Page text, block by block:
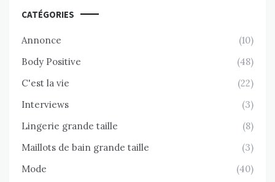
CATÉGORIES
Annonce
(10)
Body Positive
(48)
C'est la vie
(22)
Interviews
(3)
Lingerie grande taille
(8)
Maillots de bain grande taille
(3)
Mode
(40)